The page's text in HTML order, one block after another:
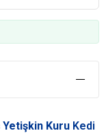
Yetişkin Kuru Kedi